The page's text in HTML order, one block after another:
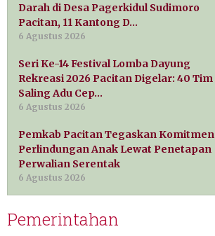
Darah di Desa Pagerkidul Sudimoro
Pacitan, 11 Kantong D…
6 Agustus 2026
Seri Ke-14 Festival Lomba Dayung
Rekreasi 2026 Pacitan Digelar: 40 Tim
Saling Adu Cep…
6 Agustus 2026
Pemkab Pacitan Tegaskan Komitmen
Perlindungan Anak Lewat Penetapan
Perwalian Serentak
6 Agustus 2026
Pemerintahan